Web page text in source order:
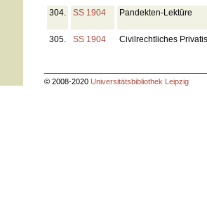
304. SS 1904 Pandekten-Lektüre
305. SS 1904 Civilrechtliches
© 2008-2020 Universitätsbibliothek Leipzig